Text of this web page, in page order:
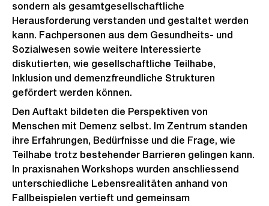
sondern als gesamtgesellschaftliche
Herausforderung verstanden und gestaltet werden
kann. Fachpersonen aus dem Gesundheits- und
Sozialwesen sowie weitere Interessierte
diskutierten, wie gesellschaftliche Teilhabe,
Inklusion und demenzfreundliche Strukturen
gefördert werden können.
Den Auftakt bildeten die Perspektiven von
Menschen mit Demenz selbst. Im Zentrum standen
ihre Erfahrungen, Bedürfnisse und die Frage, wie
Teilhabe trotz bestehender Barrieren gelingen kann.
In praxisnahen Workshops wurden anschliessend
unterschiedliche Lebensrealitäten anhand von
Fallbeispielen vertieft und gemeinsam